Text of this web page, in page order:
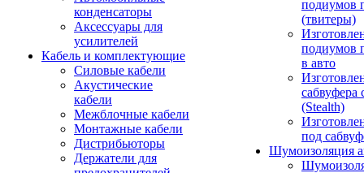
конденсаторы
Аксессуары для
усилителей
Кабель и комплектующие
Силовые кабели
Акустические
кабели
Межблочные кабели
Монтажные кабели
Дистрибьюторы
Держатели для
подиумов
(твитеры)
подиумов
в авто
сабвуфера
(Stealth)
под
Шумоизоляция